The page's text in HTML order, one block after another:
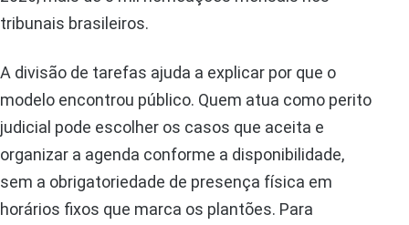
tribunais brasileiros.
A divisão de tarefas ajuda a explicar por que o
modelo encontrou público. Quem atua como perito
judicial pode escolher os casos que aceita e
organizar a agenda conforme a disponibilidade,
sem a obrigatoriedade de presença física em
horários fixos que marca os plantões. Para